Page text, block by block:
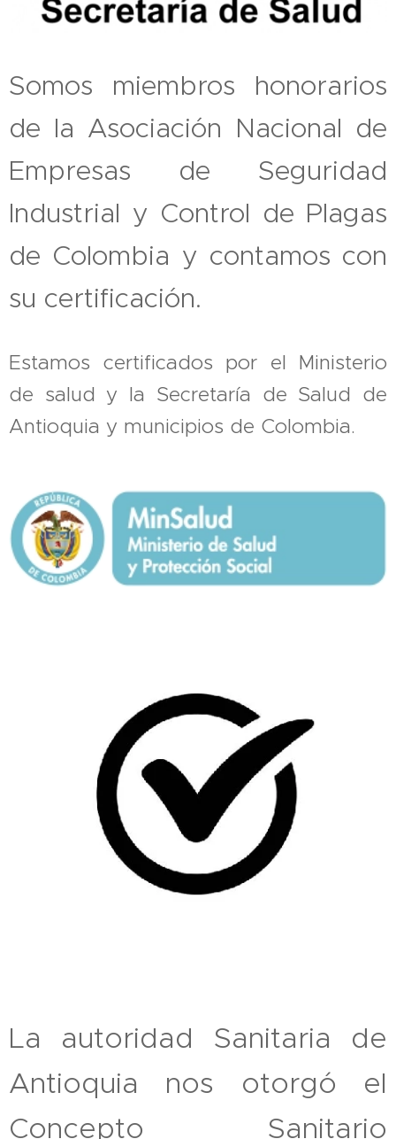
Somos miembros honorarios
de la Asociación Nacional de
Empresas de Seguridad
Industrial y Control de Plagas
de Colombia y contamos con
su certificación.
Estamos certificados por el Ministerio
de salud y la Secretaría de Salud de
Antioquia y municipios de Colombia.
La autoridad Sanitaria de
Antioquia nos otorgó el
Concepto Sanitario